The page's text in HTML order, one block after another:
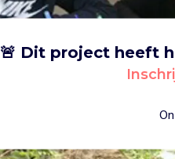
🚨 Dit project heeft